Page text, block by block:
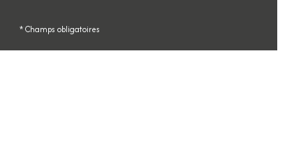
* Champs obligatoires